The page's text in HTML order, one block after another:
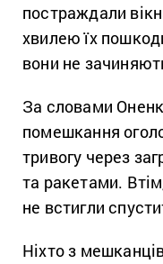
постраждали
хвилею їх
вони не
За словами
помешкання
тривогу через
та ракетами.
не встигли
Ніхто з